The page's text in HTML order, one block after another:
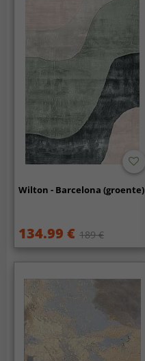
Wilton - Barcelona (groente)
134.99 € 189 €